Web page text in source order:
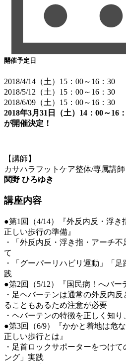
開催予定日
2018/4/14（土）15：00～16：30
2018/5/12（土）15：00～16：30
2018/6/09（土）15：00～16：30
2018年3月31日（土）14：00～
が開催決定！
【講師】
カサハラフットケア整体/専属講師
関野 ひろゆき
講座内容
●第1回（4/14）『外反内反・浮き
正しい歩行の準備』
・「外反内反・浮き指・アーチ
て
・「グーパーリハビリ運動」「
践
●第2回（5/12）『国民病！へバー
・足ヘバーテンは通常の外反内
ることもあるため注意が必要
・ヘバーテンの特徴を正しく知
●第3回（6/9）『かかと着地は危
正しい歩行とは』
・足首ロックサポーターをつけ
ング」実践